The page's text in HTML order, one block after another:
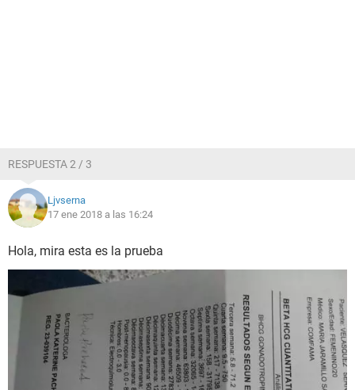
RESPUESTA 2 / 3
Ljvserna
17 ene 2018 a las 16:24
Hola, mira esta es la prueba